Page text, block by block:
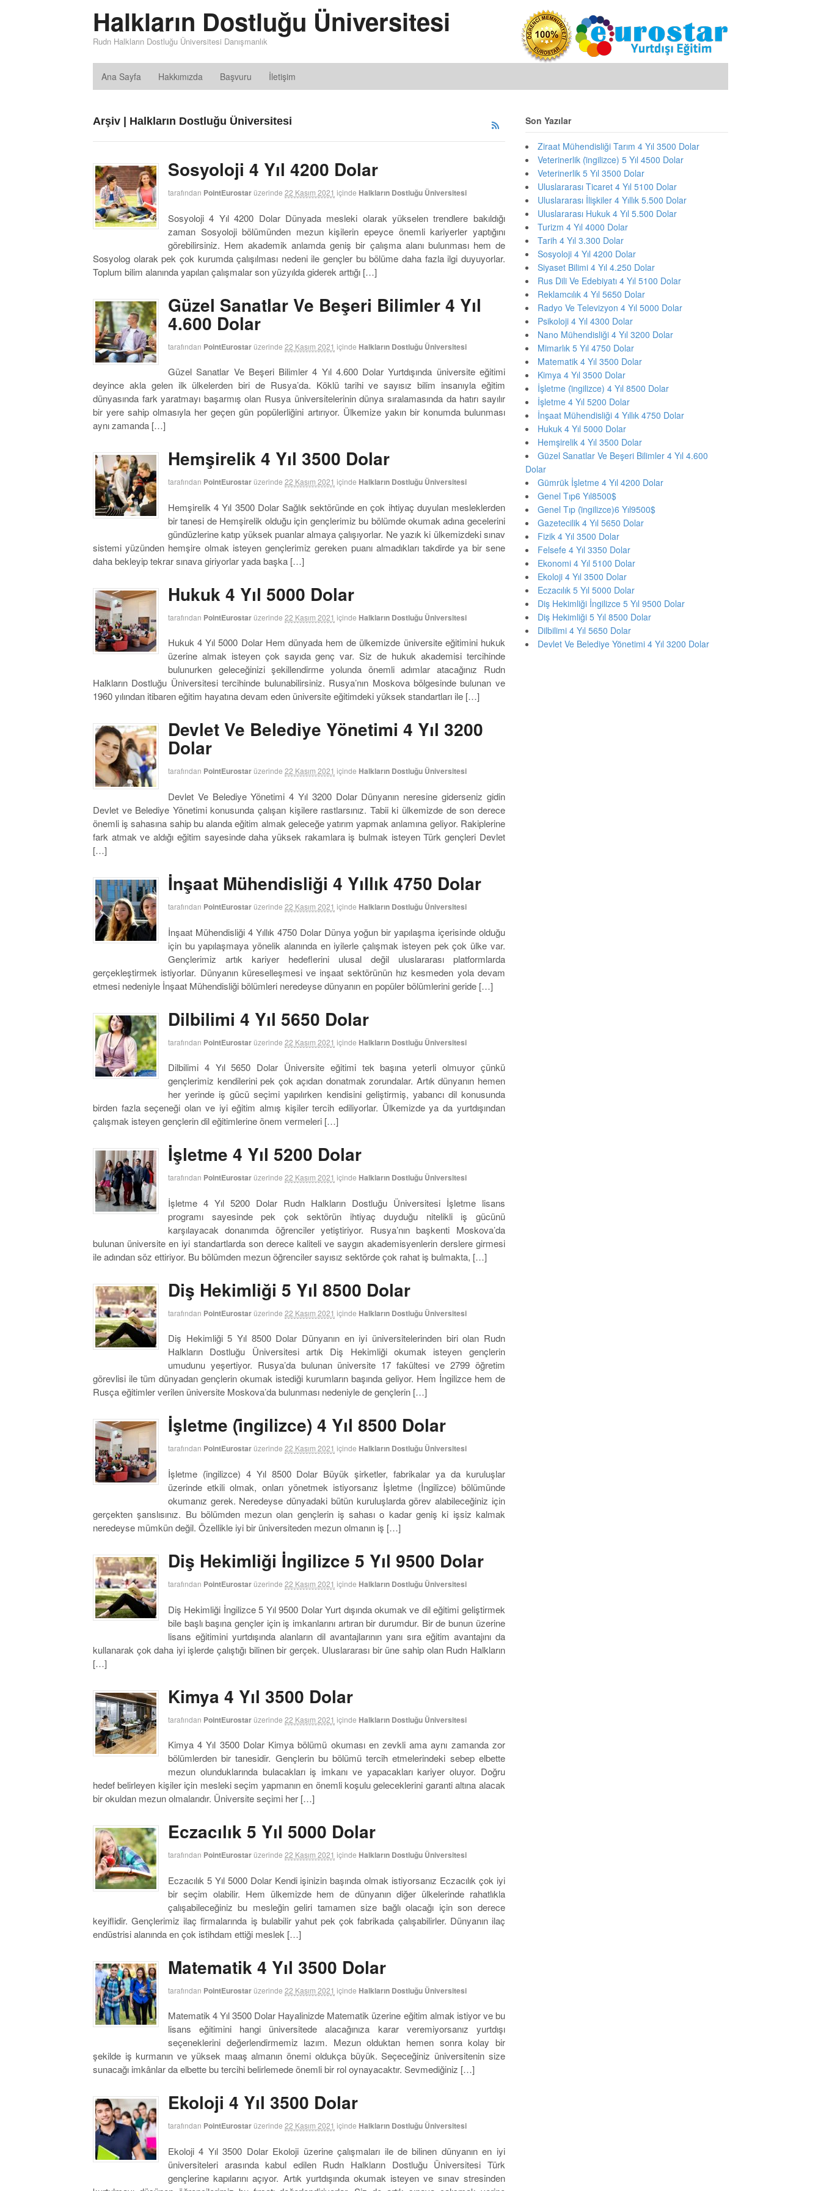
Halkların Dostluğu Üniversitesi
Rudn Halkların Dostluğu Üniversitesi Danışmanlık
Ana Sayfa Hakkımızda Başvuru İletişim
Arşiv | Halkların Dostluğu Üniversitesi
Sosyoloji 4 Yıl 4200 Dolar
tarafından PointEurostarüzerinde 22 Kasım 2021 içinde Halkların Dostluğu Üniversitesi
Sosyoloji 4 Yıl 4200 Dolar Dünyada mesleki olarak yükselen trendlere bakıldığı
zaman Sosyoloji bölümünden mezun kişilerin epeyce önemli kariyerler yaptığını
görebilirsiniz. Hem akademik anlamda geniş bir çalışma alanı bulunması hem de
Sosyolog olarak pek çok kurumda çalışılması nedeni ile gençler bu bölüme daha fazla ilgi duyuyorlar.
Toplum bilim alanında yapılan çalışmalar son yüzyılda giderek arttığı […]
Güzel Sanatlar Ve Beşeri Bilimler 4 Yıl
4.600 Dolar
tarafından PointEurostarüzerinde 22 Kasım 2021 içinde Halkların Dostluğu Üniversitesi
Güzel Sanatlar Ve Beşeri Bilimler 4 Yıl 4.600 Dolar Yurtdışında üniversite eğitimi
deyince akla gelen ilk ülkelerden biri de Rusya’da. Köklü tarihi ve sayısız bilim insanıyla eğitim
dünyasında fark yaratmayı başarmış olan Rusya üniversitelerinin dünya sıralamasında da hatırı sayılır
bir yere sahip olmasıyla her geçen gün popülerliğini artırıyor. Ülkemize yakın bir konumda bulunması
aynı zamanda […]
Hemşirelik 4 Yıl 3500 Dolar
tarafından PointEurostarüzerinde 22 Kasım 2021 içinde Halkların Dostluğu Üniversitesi
Hemşirelik 4 Yıl 3500 Dolar Sağlık sektöründe en çok ihtiyaç duyulan mesleklerden
bir tanesi de Hemşirelik olduğu için gençlerimiz bu bölümde okumak adına gecelerini
gündüzlerine katıp yüksek puanlar almaya çalışıyorlar. Ne yazık ki ülkemizdeki sınav
sistemi yüzünden hemşire olmak isteyen gençlerimiz gereken puanı almadıkları takdirde ya bir sene
daha bekleyip tekrar sınava giriyorlar yada başka […]
Hukuk 4 Yıl 5000 Dolar
tarafından PointEurostarüzerinde 22 Kasım 2021 içinde Halkların Dostluğu Üniversitesi
Hukuk 4 Yıl 5000 Dolar Hem dünyada hem de ülkemizde üniversite eğitimini hukuk
üzerine almak isteyen çok sayıda genç var. Siz de hukuk akademisi tercihinde
bulunurken geleceğinizi şekillendirme yolunda önemli adımlar atacağınız Rudn
Halkların Dostluğu Üniversitesi tercihinde bulunabilirsiniz. Rusya’nın Moskova bölgesinde bulunan ve
1960 yılından itibaren eğitim hayatına devam eden üniversite eğitimdeki yüksek standartları ile […]
Devlet Ve Belediye Yönetimi 4 Yıl 3200
Dolar
tarafından PointEurostarüzerinde 22 Kasım 2021 içinde Halkların Dostluğu Üniversitesi
Devlet Ve Belediye Yönetimi 4 Yıl 3200 Dolar Dünyanın neresine giderseniz gidin
Devlet ve Belediye Yönetimi konusunda çalışan kişilere rastlarsınız. Tabii ki ülkemizde de son derece
önemli iş sahasına sahip bu alanda eğitim almak geleceğe yatırım yapmak anlamına geliyor. Rakiplerine
fark atmak ve aldığı eğitim sayesinde daha yüksek rakamlara iş bulmak isteyen Türk gençleri Devlet
[…]
İnşaat Mühendisliği 4 Yıllık 4750 Dolar
tarafından PointEurostarüzerinde 22 Kasım 2021 içinde Halkların Dostluğu Üniversitesi
İnşaat Mühendisliği 4 Yıllık 4750 Dolar Dünya yoğun bir yapılaşma içerisinde olduğu
için bu yapılaşmaya yönelik alanında en iyilerle çalışmak isteyen pek çok ülke var.
Gençlerimiz artık kariyer hedeflerini ulusal değil uluslararası platformlarda
gerçekleştirmek istiyorlar. Dünyanın küreselleşmesi ve inşaat sektörünün hız kesmeden yola devam
etmesi nedeniyle İnşaat Mühendisliği bölümleri neredeyse dünyanın en popüler bölümlerini geride […]
Dilbilimi 4 Yıl 5650 Dolar
tarafından PointEurostarüzerinde 22 Kasım 2021 içinde Halkların Dostluğu Üniversitesi
Dilbilimi 4 Yıl 5650 Dolar Üniversite eğitimi tek başına yeterli olmuyor çünkü
gençlerimiz kendilerini pek çok açıdan donatmak zorundalar. Artık dünyanın hemen
her yerinde iş gücü seçimi yapılırken kendisini geliştirmiş, yabancı dil konusunda
birden fazla seçeneği olan ve iyi eğitim almış kişiler tercih ediliyorlar. Ülkemizde ya da yurtdışından
çalışmak isteyen gençlerin dil eğitimlerine önem vermeleri […]
İşletme 4 Yıl 5200 Dolar
tarafından PointEurostarüzerinde 22 Kasım 2021 içinde Halkların Dostluğu Üniversitesi
İşletme 4 Yıl 5200 Dolar Rudn Halkların Dostluğu Üniversitesi İşletme lisans
programı sayesinde pek çok sektörün ihtiyaç duyduğu nitelikli iş gücünü
karşılayacak donanımda öğrenciler yetiştiriyor. Rusya’nın başkenti Moskova’da
bulunan üniversite en iyi standartlarda son derece kaliteli ve saygın akademisyenlerin derslere girmesi
ile adından söz ettiriyor. Bu bölümden mezun öğrenciler sayısız sektörde çok rahat iş bulmakta, […]
Diş Hekimliği 5 Yıl 8500 Dolar
tarafından PointEurostarüzerinde 22 Kasım 2021 içinde Halkların Dostluğu Üniversitesi
Diş Hekimliği 5 Yıl 8500 Dolar Dünyanın en iyi üniversitelerinden biri olan Rudn
Halkların Dostluğu Üniversitesi artık Diş Hekimliği okumak isteyen gençlerin
umudunu yeşertiyor. Rusya’da bulunan üniversite 17 fakültesi ve 2799 öğretim
görevlisi ile tüm dünyadan gençlerin okumak istediği kurumların başında geliyor. Hem İngilizce hem de
Rusça eğitimler verilen üniversite Moskova’da bulunması nedeniyle de gençlerin […]
İşletme (i̇ngilizce) 4 Yıl 8500 Dolar
tarafından PointEurostarüzerinde 22 Kasım 2021 içinde Halkların Dostluğu Üniversitesi
İşletme (i̇ngilizce) 4 Yıl 8500 Dolar Büyük şirketler, fabrikalar ya da kuruluşlar
üzerinde etkili olmak, onları yönetmek istiyorsanız İşletme (İngilizce) bölümünde
okumanız gerek. Neredeyse dünyadaki bütün kuruluşlarda görev alabileceğiniz için
gerçekten şanslısınız. Bu bölümden mezun olan gençlerin iş sahası o kadar geniş ki işsiz kalmak
neredeyse mümkün değil. Özellikle iyi bir üniversiteden mezun olmanın iş […]
Diş Hekimliği İngilizce 5 Yıl 9500 Dolar
tarafından PointEurostarüzerinde 22 Kasım 2021 içinde Halkların Dostluğu Üniversitesi
Diş Hekimliği İngilizce 5 Yıl 9500 Dolar Yurt dışında okumak ve dil eğitimi geliştirmek
bile başlı başına gençler için iş imkanlarını artıran bir durumdur. Bir de bunun üzerine
lisans eğitimini yurtdışında alanların dil avantajlarının yanı sıra eğitim avantajını da
kullanarak çok daha iyi işlerde çalıştığı bilinen bir gerçek. Uluslararası bir üne sahip olan Rudn Halkların
[…]
Kimya 4 Yıl 3500 Dolar
tarafından PointEurostarüzerinde 22 Kasım 2021 içinde Halkların Dostluğu Üniversitesi
Kimya 4 Yıl 3500 Dolar Kimya bölümü okuması en zevkli ama aynı zamanda zor
bölümlerden bir tanesidir. Gençlerin bu bölümü tercih etmelerindeki sebep elbette
mezun olunduklarında bulacakları iş imkanı ve yapacakları kariyer oluyor. Doğru
hedef belirleyen kişiler için mesleki seçim yapmanın en önemli koşulu geleceklerini garanti altına alacak
bir okuldan mezun olmalarıdır. Üniversite seçimi her […]
Eczacılık 5 Yıl 5000 Dolar
tarafından PointEurostarüzerinde 22 Kasım 2021 içinde Halkların Dostluğu Üniversitesi
Eczacılık 5 Yıl 5000 Dolar Kendi işinizin başında olmak istiyorsanız Eczacılık çok iyi
bir seçim olabilir. Hem ülkemizde hem de dünyanın diğer ülkelerinde rahatlıkla
çalışabileceğiniz bu mesleğin geliri tamamen size bağlı olacağı için son derece
keyiflidir. Gençlerimiz ilaç firmalarında iş bulabilir yahut pek çok fabrikada çalışabilirler. Dünyanın ilaç
endüstrisi alanında en çok istihdam ettiği meslek […]
Matematik 4 Yıl 3500 Dolar
tarafından PointEurostarüzerinde 22 Kasım 2021 içinde Halkların Dostluğu Üniversitesi
Matematik 4 Yıl 3500 Dolar Hayalinizde Matematik üzerine eğitim almak istiyor ve bu
lisans eğitimini hangi üniversitede alacağınıza karar veremiyorsanız yurtdışı
seçeneklerini değerlendirmemiz lazım. Mezun olduktan hemen sonra kolay bir
şekilde iş kurmanın ve yüksek maaş almanın önemi oldukça büyük. Seçeceğiniz üniversitenin size
sunacağı imkânlar da elbette bu tercihi belirlemede önemli bir rol oynayacaktır. Sevmediğiniz […]
Ekoloji 4 Yıl 3500 Dolar
tarafından PointEurostarüzerinde 22 Kasım 2021 içinde Halkların Dostluğu Üniversitesi
Ekoloji 4 Yıl 3500 Dolar Ekoloji üzerine çalışmaları ile de bilinen dünyanın en iyi
üniversiteleri arasında kabul edilen Rudn Halkların Dostluğu Üniversitesi Türk
gençlerine kapılarını açıyor. Artık yurtdışında okumak isteyen ve sınav stresinden
Son Yazılar
Ziraat Mühendisliği Tarım 4 Yıl 3500 Dolar
Veterinerlik (i̇ngilizce) 5 Yıl 4500 Dolar
Veterinerlik 5 Yıl 3500 Dolar
Uluslararası Ticaret 4 Yıl 5100 Dolar
Uluslararası İlişkiler 4 Yıllık 5.500 Dolar
Uluslararası Hukuk 4 Yıl 5.500 Dolar
Turizm 4 Yıl 4000 Dolar
Tarih 4 Yıl 3.300 Dolar
Sosyoloji 4 Yıl 4200 Dolar
Siyaset Bilimi 4 Yıl 4.250 Dolar
Rus Dili Ve Edebiyatı 4 Yıl 5100 Dolar
Reklamcılık 4 Yıl 5650 Dolar
Radyo Ve Televizyon 4 Yıl 5000 Dolar
Psikoloji 4 Yıl 4300 Dolar
Nano Mühendisliği 4 Yıl 3200 Dolar
Mimarlık 5 Yıl 4750 Dolar
Matematik 4 Yıl 3500 Dolar
Kimya 4 Yıl 3500 Dolar
İşletme (i̇ngilizce) 4 Yıl 8500 Dolar
İşletme 4 Yıl 5200 Dolar
İnşaat Mühendisliği 4 Yıllık 4750 Dolar
Hukuk 4 Yıl 5000 Dolar
Hemşirelik 4 Yıl 3500 Dolar
Güzel Sanatlar Ve Beşeri Bilimler 4 Yıl 4.600
Dolar
Gümrük İşletme 4 Yıl 4200 Dolar
Genel Tıp6 Yıl8500$
Genel Tıp (i̇ngilizce)6 Yıl9500$
Gazetecilik 4 Yıl 5650 Dolar
Fizik 4 Yıl 3500 Dolar
Felsefe 4 Yıl 3350 Dolar
Ekonomi 4 Yıl 5100 Dolar
Ekoloji 4 Yıl 3500 Dolar
Eczacılık 5 Yıl 5000 Dolar
Diş Hekimliği İngilizce 5 Yıl 9500 Dolar
Diş Hekimliği 5 Yıl 8500 Dolar
Dilbilimi 4 Yıl 5650 Dolar
Devlet Ve Belediye Yönetimi 4 Yıl 3200 Dolar